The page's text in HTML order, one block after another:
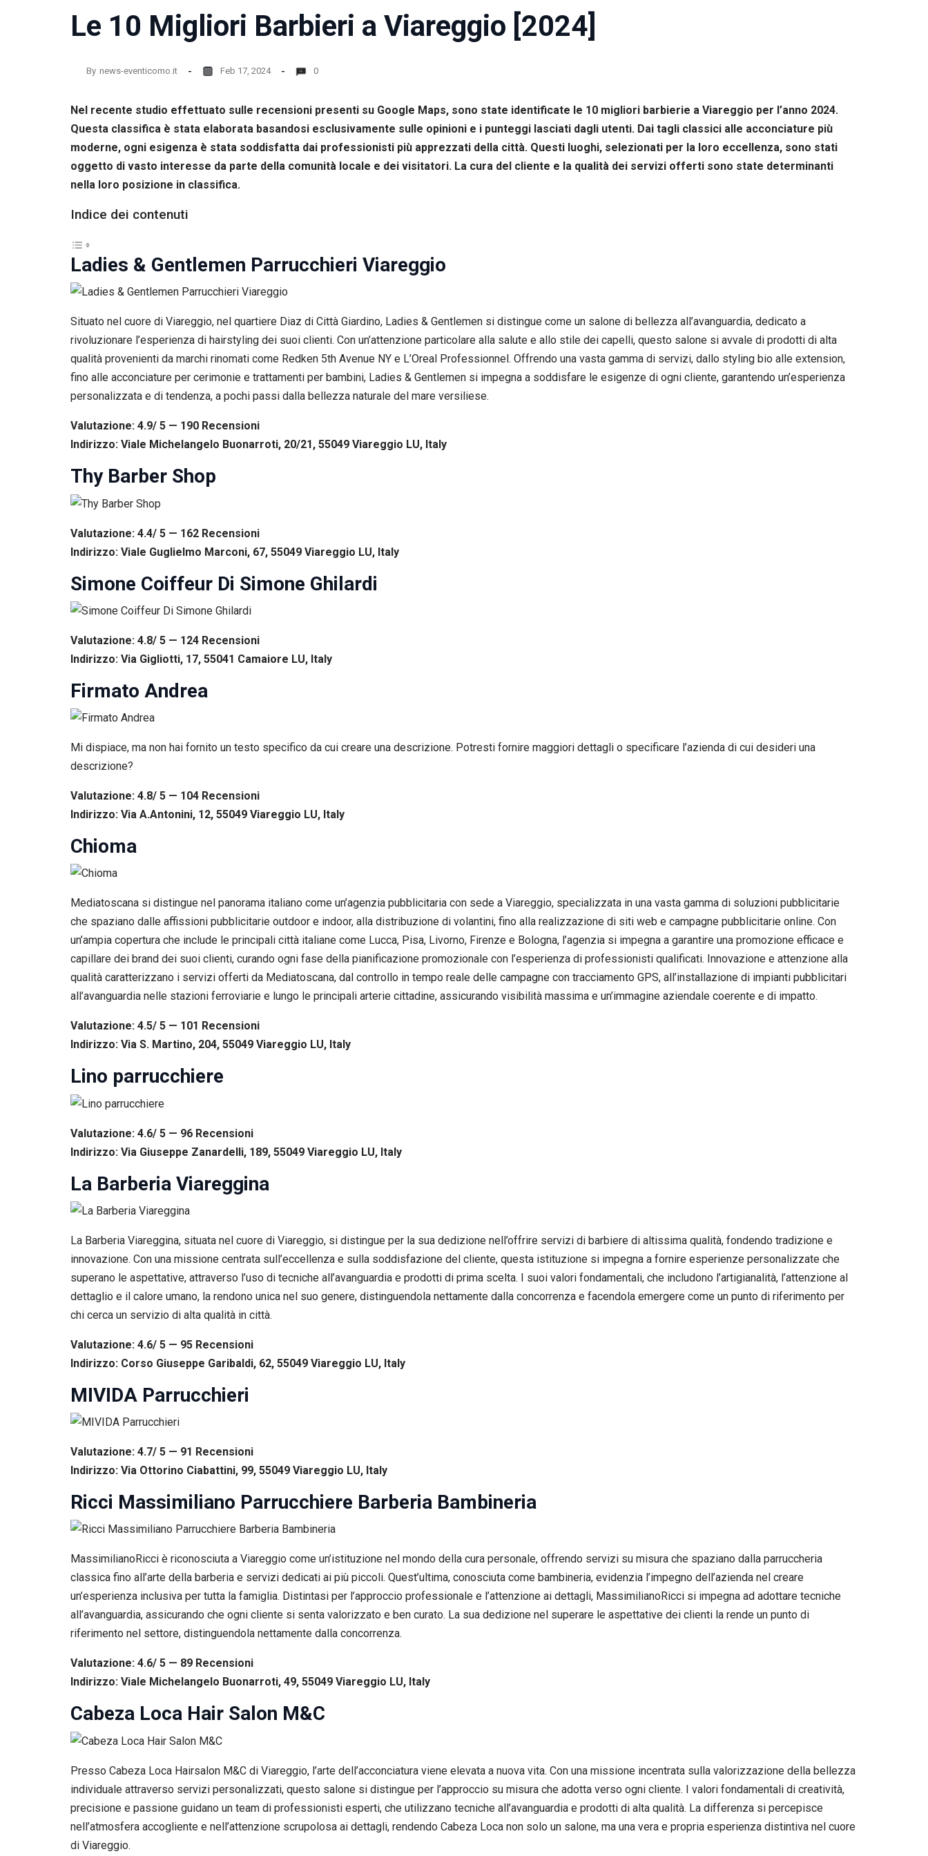
Le 10 Migliori Barbieri a Viareggio [2024]
By news-eventicomo.it Feb 17, 2024 0
Nel recente studio effettuato sulle recensioni presenti su Google Maps, sono state identificate le 10 migliori barbierie a Viareggio per l’anno 2024.
Questa classifica è stata elaborata basandosi esclusivamente sulle opinioni e i punteggi lasciati dagli utenti. Dai tagli classici alle acconciature più
moderne, ogni esigenza è stata soddisfatta dai professionisti più apprezzati della città. Questi luoghi, selezionati per la loro eccellenza, sono stati
oggetto di vasto interesse da parte della comunità locale e dei visitatori. La cura del cliente e la qualità dei servizi offerti sono state determinanti
nella loro posizione in classifica.
Indice dei contenuti
Ladies & Gentlemen Parrucchieri Viareggio
Situato nel cuore di Viareggio, nel quartiere Diaz di Città Giardino, Ladies & Gentlemen si distingue come un salone di bellezza all’avanguardia, dedicato a
rivoluzionare l’esperienza di hairstyling dei suoi clienti. Con un’attenzione particolare alla salute e allo stile dei capelli, questo salone si avvale di prodotti di alta
qualità provenienti da marchi rinomati come Redken 5th Avenue NY e L’Oreal Professionnel. Offrendo una vasta gamma di servizi, dallo styling bio alle extension,
fino alle acconciature per cerimonie e trattamenti per bambini, Ladies & Gentlemen si impegna a soddisfare le esigenze di ogni cliente, garantendo un’esperienza
personalizzata e di tendenza, a pochi passi dalla bellezza naturale del mare versiliese.
Valutazione: 4.9/ 5 — 190 Recensioni
Indirizzo: Viale Michelangelo Buonarroti, 20/21, 55049 Viareggio LU, Italy
Thy Barber Shop
Valutazione: 4.4/ 5 — 162 Recensioni
Indirizzo: Viale Guglielmo Marconi, 67, 55049 Viareggio LU, Italy
Simone Coiffeur Di Simone Ghilardi
Valutazione: 4.8/ 5 — 124 Recensioni
Indirizzo: Via Gigliotti, 17, 55041 Camaiore LU, Italy
Firmato Andrea
Mi dispiace, ma non hai fornito un testo specifico da cui creare una descrizione. Potresti fornire maggiori dettagli o specificare l’azienda di cui desideri una
descrizione?
Valutazione: 4.8/ 5 — 104 Recensioni
Indirizzo: Via A.Antonini, 12, 55049 Viareggio LU, Italy
Chioma
Mediatoscana si distingue nel panorama italiano come un’agenzia pubblicitaria con sede a Viareggio, specializzata in una vasta gamma di soluzioni pubblicitarie
che spaziano dalle affissioni pubblicitarie outdoor e indoor, alla distribuzione di volantini, fino alla realizzazione di siti web e campagne pubblicitarie online. Con
un’ampia copertura che include le principali città italiane come Lucca, Pisa, Livorno, Firenze e Bologna, l’agenzia si impegna a garantire una promozione efficace e
capillare dei brand dei suoi clienti, curando ogni fase della pianificazione promozionale con l’esperienza di professionisti qualificati. Innovazione e attenzione alla
qualità caratterizzano i servizi offerti da Mediatoscana, dal controllo in tempo reale delle campagne con tracciamento GPS, all’installazione di impianti pubblicitari
all’avanguardia nelle stazioni ferroviarie e lungo le principali arterie cittadine, assicurando visibilità massima e un’immagine aziendale coerente e di impatto.
Valutazione: 4.5/ 5 — 101 Recensioni
Indirizzo: Via S. Martino, 204, 55049 Viareggio LU, Italy
Lino parrucchiere
Valutazione: 4.6/ 5 — 96 Recensioni
Indirizzo: Via Giuseppe Zanardelli, 189, 55049 Viareggio LU, Italy
La Barberia Viareggina
La Barberia Viareggina, situata nel cuore di Viareggio, si distingue per la sua dedizione nell’offrire servizi di barbiere di altissima qualità, fondendo tradizione e
innovazione. Con una missione centrata sull’eccellenza e sulla soddisfazione del cliente, questa istituzione si impegna a fornire esperienze personalizzate che
superano le aspettative, attraverso l’uso di tecniche all’avanguardia e prodotti di prima scelta. I suoi valori fondamentali, che includono l’artigianalità, l’attenzione al
dettaglio e il calore umano, la rendono unica nel suo genere, distinguendola nettamente dalla concorrenza e facendola emergere come un punto di riferimento per
chi cerca un servizio di alta qualità in città.
Valutazione: 4.6/ 5 — 95 Recensioni
Indirizzo: Corso Giuseppe Garibaldi, 62, 55049 Viareggio LU, Italy
MIVIDA Parrucchieri
Valutazione: 4.7/ 5 — 91 Recensioni
Indirizzo: Via Ottorino Ciabattini, 99, 55049 Viareggio LU, Italy
Ricci Massimiliano Parrucchiere Barberia Bambineria
MassimilianoRicci è riconosciuta a Viareggio come un’istituzione nel mondo della cura personale, offrendo servizi su misura che spaziano dalla parruccheria
classica fino all’arte della barberia e servizi dedicati ai più piccoli. Quest’ultima, conosciuta come bambineria, evidenzia l’impegno dell’azienda nel creare
un’esperienza inclusiva per tutta la famiglia. Distintasi per l’approccio professionale e l’attenzione ai dettagli, MassimilianoRicci si impegna ad adottare tecniche
all’avanguardia, assicurando che ogni cliente si senta valorizzato e ben curato. La sua dedizione nel superare le aspettative dei clienti la rende un punto di
riferimento nel settore, distinguendola nettamente dalla concorrenza.
Valutazione: 4.6/ 5 — 89 Recensioni
Indirizzo: Viale Michelangelo Buonarroti, 49, 55049 Viareggio LU, Italy
Cabeza Loca Hair Salon M&C
Presso Cabeza Loca Hairsalon M&C di Viareggio, l’arte dell’acconciatura viene elevata a nuova vita. Con una missione incentrata sulla valorizzazione della bellezza
individuale attraverso servizi personalizzati, questo salone si distingue per l’approccio su misura che adotta verso ogni cliente. I valori fondamentali di creatività,
precisione e passione guidano un team di professionisti esperti, che utilizzano tecniche all’avanguardia e prodotti di alta qualità. La differenza si percepisce
nell’atmosfera accogliente e nell’attenzione scrupolosa ai dettagli, rendendo Cabeza Loca non solo un salone, ma una vera e propria esperienza distintiva nel cuore
di Viareggio.
Esperienza
sito durante
funzioni del
Condividendo i
tuoi interessi e il
comportamento
nostro sito,
vedere contenuti
personalizzati.